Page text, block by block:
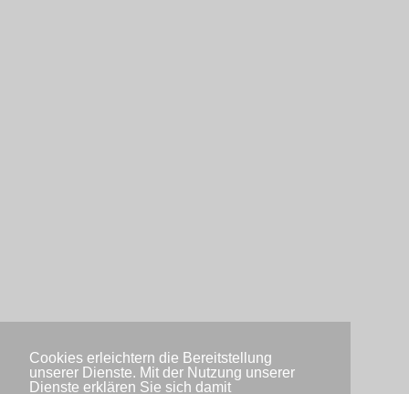
Cookies erleichtern die Bereitstellung
unserer Dienste. Mit der Nutzung unserer
Dienste erklären Sie sich damit